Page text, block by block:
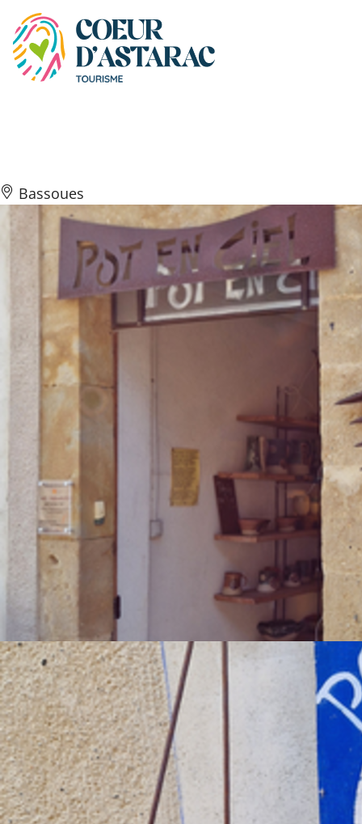
Panneau de gestion des cookies
Bassoues